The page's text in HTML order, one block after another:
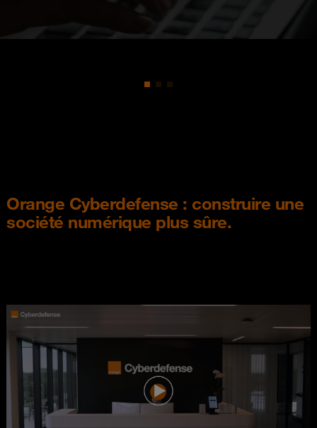
Orange Cyberdefense : construire une
société numérique plus sûre.